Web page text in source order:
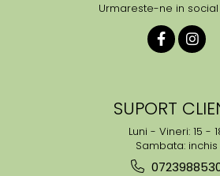
Urmareste-ne in
SUPORT
Luni - Vineri: 15 -
Sambata: inchis